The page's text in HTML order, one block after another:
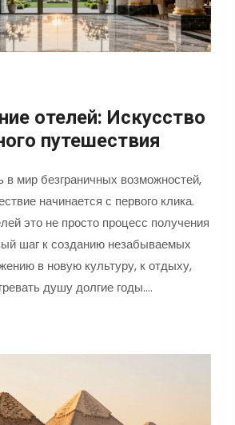
отелей: Искусство
путешествия
в мир безграничных возможностей,
начинается с первого клика.
это не просто процесс получения
шаг к созданию незабываемых
в новую культуру, к отдыху,
душу долгие годы.…